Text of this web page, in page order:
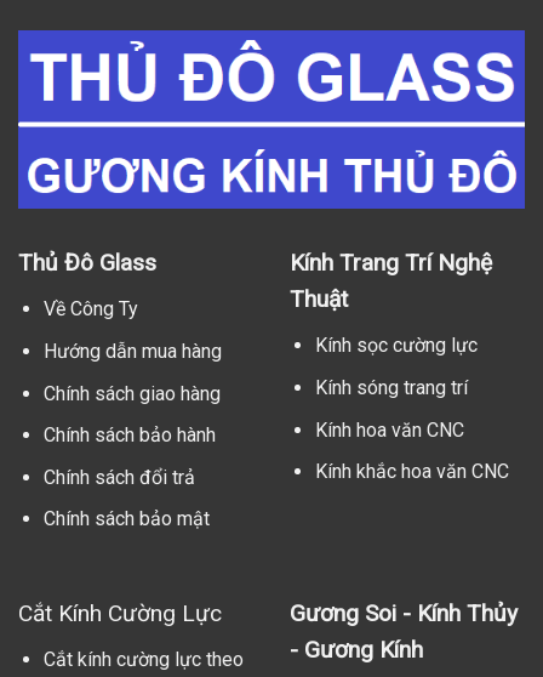
Thủ Đô Glass
Về Công Ty
Hướng dẫn mua hàng
Chính sách giao hàng
Chính sách bảo hành
Chính sách đổi trả
Chính sách bảo mật
Kính Trang Trí Nghệ
Thuật
Kính sọc cường lực
Kính sóng trang trí
Kính hoa văn CNC
Kính khắc hoa văn CNC
Cắt Kính Cường Lực
Cắt kính cường lực theo
Gương Soi - Kính Thủy
- Gương Kính